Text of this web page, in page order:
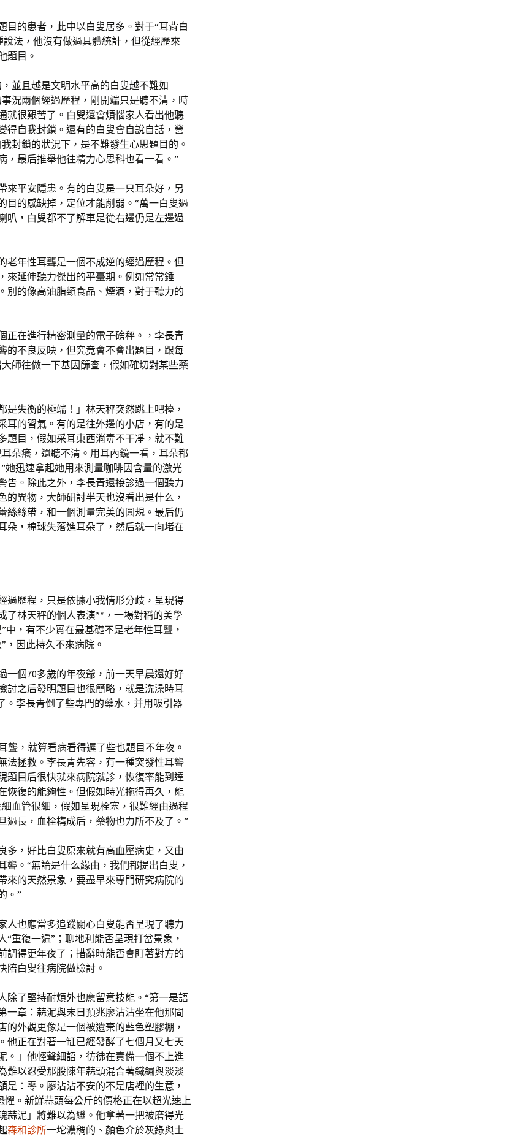
目的患者，此中以白叟居多。對于“耳背白
說法，他沒有做過具體統計，但從經歷來
題目。
並且越是文明水平高的白叟越不難如
況兩個經過歷程，剛開端只是聽不清，時
就很艱苦了。白叟還會煩惱家人看出他聽
得自我封鎖。還有的白叟會自說自話，營
封鎖的狀況下，是不難發生心思題目的。
，最后推舉他往精力心思科也看一看。”
來平安隱患。有的白叟是一只耳朵好，另
目的感缺掉，定位才能削弱。“萬一白叟過
叭，白叟都不了解車是從右邊仍是左邊過
老年性耳聾是一個不成逆的經過歷程。但
來延伸聽力傑出的平臺期。例如常常錘
別的像高油脂類食品、煙酒，對于聽力的
正在進行精密測量的電子磅秤。，李長青
的不良反映，但究竟會不會出題目，跟每
師往做一下基因篩查，假如確切對某些藥
失衡的極端！」林天秤突然跳上吧檯，
耳的習氣。有的是往外邊的小店，有的是
題目，假如采耳東西消毒不干凈，就不難
朵癢，還聽不清。用耳內鏡一看，耳朵都
她迅速拿起她用來測量咖啡因含量的激光
告。除此之外，李長青還接診過一個聽力
異物，大師研討半天也沒看出是什么，
絲絲帶，和一個測量完美的圓規。最后仍
朵，棉球失落進耳朵了，然后就一向堵在
過歷程，只是依據小我情形分歧，呈現得
了林天秤的個人表演**，一場對稱的美學
，有不少實在最基礎不是老年性耳聾，
，因此持久不來病院。
一個70多歲的年夜爺，前一天早晨還好好
討之后發明題目也很簡略，就是洗澡時耳
。李長青倒了些專門的藥水，并用吸引器
聾，就算看病看得遲了些也題目不年夜。
法拯救。李長青先容，有一種突發性耳聾
題目后很快就來病院就診，恢復率能到達
恢復的能夠性。但假如時光拖得再久，能
血管很細，假如呈現栓塞，很難經由過程
過長，血栓構成后，藥物也力所不及了。”
多，好比白叟原來就有高血壓病史，又由
。“無論是什么緣由，我們都提出白叟，
來的天然景象，要盡早來專門研究病院的
。”
人也應當多追蹤關心白叟能否呈現了聽力
重復一遍”；聊地利能否呈現打岔景象，
調得更年夜了；措辭時能否會盯著對方的
陪白叟往病院做檢討。
除了堅持耐煩外也應留意技能。“第一是語
一章：蒜泥與末日預兆廖沾沾坐在他那間
外觀更像是一個被遺棄的藍色塑膠棚，
他正在對著一缸已經發酵了七個月又七天
。」他輕聲細語，彷彿在責備一個不上進
難以忍受那股陳年蒜頭混合著鐵鏽與淡淡
：零。廖沾沾不安的不是店裡的生意，
。新鮮蒜頭每公斤的價格正在以超光速上
蒜泥」將難以為繼。他拿著一把被磨得光
森和診所一坨濃稠的、顏色介於灰綠與土